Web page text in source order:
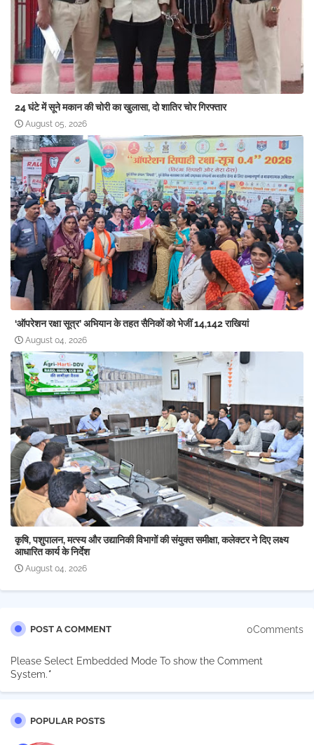
24 घंटे में सूने मकान की चोरी का खुलासा, दो शातिर चोर गिरफ्तार
August 05, 2026
‘ऑपरेशन रक्षा सूत्र’ अभियान के तहत सैनिकों को भेजीं 14,142 राखियां
August 04, 2026
कृषि, पशुपालन, मत्स्य और उद्यानिकी विभागों की संयुक्त समीक्षा, कलेक्टर ने दिए लक्ष्य
आधारित कार्य के निर्देश
August 04, 2026
POST A COMMENT 0Comments
Please Select Embedded Mode To show the Comment
System.*
POPULAR POSTS